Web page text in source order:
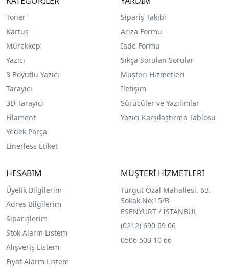
Toner
Kartuş
Mürekkep
Yazıcı
3 Boyutlu Yazıcı
Tarayıcı
3D Tarayıcı
Filament
Yedek Parça
Linerless Etiket
Sipariş Takibi
Arıza Formu
İade Formu
Sıkça Sorulan Sorular
Müşteri Hizmetleri
İletişim
Sürücüler ve Yazılımlar
Yazıcı Karşılaştırma Tablosu
HESABIM
Üyelik Bilgilerim
Adres Bilgilerim
Siparişlerim
Stok Alarm Listem
Alışveriş Listem
Fiyat Alarm Listem
MÜŞTERİ HİZMETLERİ
Turgut Özal Mahallesi. 63.
Sokak No:15/B
ESENYURT / İSTANBUL
(0212) 690 69 06
0506 503 10 66